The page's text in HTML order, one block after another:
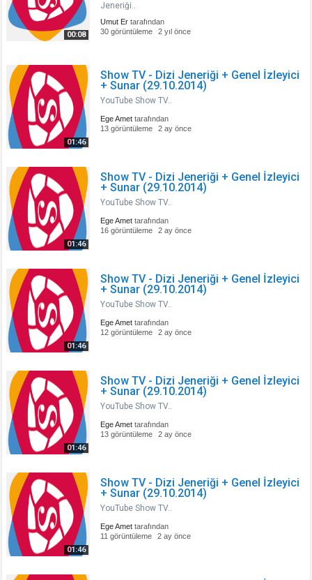
00:08
Jeneriği..
Umut Er tarafından
30 görüntüleme
2 yıl önce
01:46
Show TV - Dizi Jeneriği + Genel İzleyici
+ Sunar (29.10.2014)
YouTube Show TV..
Ege Amet tarafından
13 görüntüleme
2 ay önce
01:46
Show TV - Dizi Jeneriği + Genel İzleyici
+ Sunar (29.10.2014)
YouTube Show TV..
Ege Amet tarafından
16 görüntüleme
2 ay önce
01:46
Show TV - Dizi Jeneriği + Genel İzleyici
+ Sunar (29.10.2014)
YouTube Show TV..
Ege Amet tarafından
12 görüntüleme
2 ay önce
01:46
Show TV - Dizi Jeneriği + Genel İzleyici
+ Sunar (29.10.2014)
YouTube Show TV..
Ege Amet tarafından
13 görüntüleme
2 ay önce
01:46
Show TV - Dizi Jeneriği + Genel İzleyici
+ Sunar (29.10.2014)
YouTube Show TV..
Ege Amet tarafından
11 görüntüleme
2 ay önce